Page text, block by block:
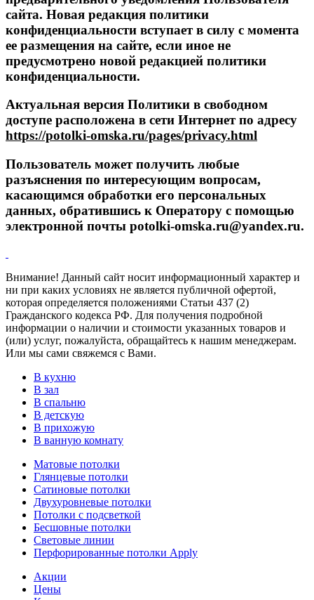
сайта. Новая редакция политики
конфиденциальности вступает в силу с момента
ее размещения на сайте, если иное не
предусмотрено новой редакцией политики
конфиденциальности.
Актуальная версия Политики в свободном
доступе расположена в сети Интернет по адресу
https://potolki-omska.ru/pages/privacy.html
Пользователь может получить любые
разъяснения по интересующим вопросам,
касающимся обработки его персональных
данных, обратившись к Оператору с помощью
электронной почты potolki-omska.ru@yandex.ru.
Внимание! Данный сайт носит информационный характер и
ни при каких условиях не является публичной офертой,
которая определяется положениями Статьи 437 (2)
Гражданского кодекса РФ. Для получения подробной
информации о наличии и стоимости указанных товаров и
(или) услуг, пожалуйста, обращайтесь к нашим менеджерам.
Или мы сами свяжемся с Вами.
В кухню
В зал
В спальню
В детскую
В прихожую
В ванную комнату
Матовые потолки
Глянцевые потолки
Сатиновые потолки
Двухуровневые потолки
Потолки с подсветкой
Бесшовные потолки
Световые линии
Перфорированные потолки Apply
Акции
Цены